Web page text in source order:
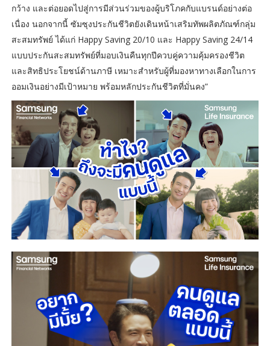
กว้าง และต่อยอดไปสู่การมีส่วนร่วมของผู้บริโภคกับแบรนด์อย่างต่อ
เนื่อง นอกจากนี้ ซัมซุงประกันชีวิตยังเดินหน้าเสริมทัพผลิตภัณฑ์กลุ่ม
สะสมทรัพย์ ได้แก่ Happy Saving 20/10 และ Happy Saving 24/14
แบบประกันสะสมทรัพย์ที่มอบเงินคืนทุกปีควบคู่ความคุ้มครองชีวิต
และสิทธิประโยชน์ด้านภาษี เหมาะสำหรับผู้ที่มองหาทางเลือกในการ
ออมเงินอย่างมีเป้าหมาย พร้อมหลักประกันชีวิตที่มั่นคง”